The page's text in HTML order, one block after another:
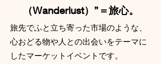
（Wanderlust）”＝旅心。
旅先でふと立ち寄った市場のような、
心おどる物や人との出会いをテーマに
したマーケットイベントです。